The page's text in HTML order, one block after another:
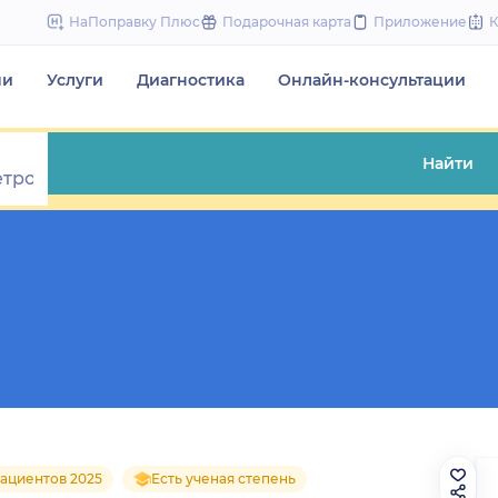
to
НаПоправку Плюс Подарочная карта Приложение
Услуги Диагностика Онлайн-консультации
Найти
2025 Есть ученая степень